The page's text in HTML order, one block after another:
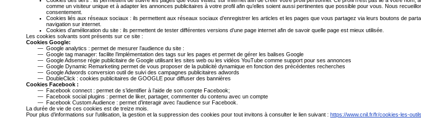
comme un visiteur unique et à adapter les annonces publicitaires à votre profil afin qu’elles soient aussi pertinentes que possible pour vous. Nous
consentement.
Cookies liés aux réseaux sociaux : ils permettent aux réseaux sociaux d’enregistrer les articles et les pages que vous partagez via leurs boutons de
navigation sur internet.
Cookies d’amélioration du site : ils permettent de tester différentes versions d’une page internet afin de savoir quelle page est mieux utilisée.
Les cookies solvants sont présents sur ce site :
Cookies Google:
Google analytics : permet de mesurer l’audience du site :
Google tag manager: facilite l’implémentation des tags sur les pages et permet de gérer les balises Google
Google Adsense régie publicitaire de Google utilisant les sites web ou les vidéos YouTube comme support pour ses annonces
Google Dynamic Remarketing permet de vous proposer de la publicité dynamique en fonction des précédentes recherches
Google Adwords conversion outil de suivi des campagnes publicitaires adwords
DoubleClick : cookies publicitaires de GOOGLE pour diffuser des bannières
Cookies Facebook :
Facebook connect : permet de s’identifier à l’aide de son compte Facebook;
Facebook social plugins : permet de liker, partager, commenter du contenu avec un compte
Facebook Custom Audience : permet d’interagir avec l’audience sur Facebook.
La durée de vie de ces cookies est de treize mois.
Pour plus d’informations sur l’utilisation, la gestion et la suppression des cookies pour tout invitons à consulter le lien suivant : https://www.cnil.fr/fr/cookies-les-